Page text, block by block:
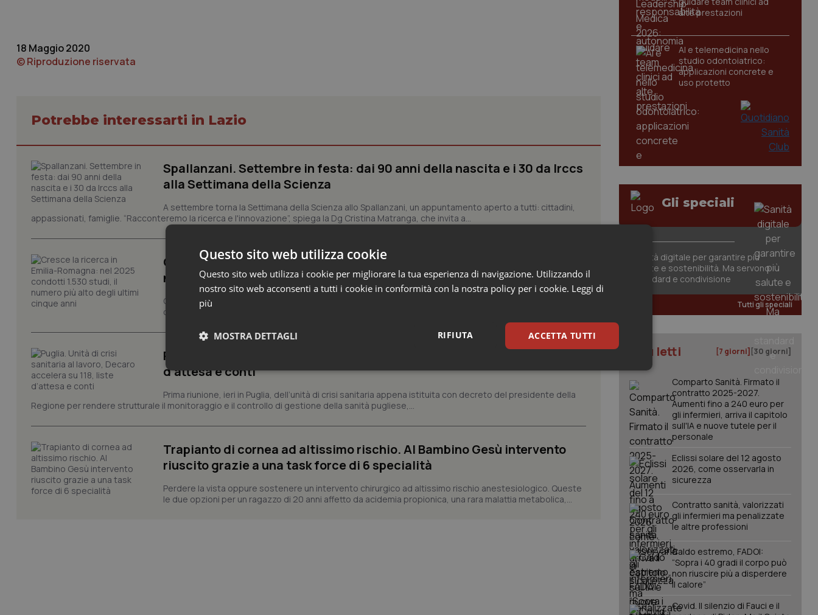
18 Maggio 2020
© Riproduzione riservata
Potrebbe interessarti in Lazio
Spallanzani. Settembre in festa: dai 90 anni della nascita e i 30 da Irccs
alla Settimana della Scienza
A settembre torna la Settimana della Scienza allo Spallanzani, un appuntamento aperto a tutti: cittadini,
appassionati, famiglie. “Racconteremo la ricerca e l'innovazione”, spiega la Dg Cristina Matranga, che invita a...
Cresce la ricerca in Emilia-Romagna: nel 2025 condotti 1.530 studi, il
numero più alto degli ultimi cinque anni
Cresce il volume della ricerca sanitaria in Emilia-Romagna. Il 2025 è stato un anno record: 1.530 gli studi
condotti dalla rete regionale, il dato più alto dal 2020 a oggi....
Puglia. Unità di crisi sanitaria al lavoro, Decaro accelera su 118, liste
d’attesa e conti
Prima riunione, ieri in Puglia, dell’unità di crisi sanitaria appena istituita con decreto del presidente della
Regione per rendere strutturale il monitoraggio e il controllo di gestione della sanità pugliese,...
Trapianto di cornea ad altissimo rischio. Al Bambino Gesù intervento
riuscito grazie a una task force di 6 specialità
Perdere la vista oppure sostenere un intervento chirurgico ad altissimo rischio anestesiologico. Queste
le due opzioni per un ragazzo di 20 anni affetto da acidemia propionica, una rara malattia metabolica,...
alte prestazioni
AI e telemedicina nello
studio odontoiatrico:
applicazioni concrete e
uso protetto
Gli speciali
Sanità digitale per garantire più
salute e sostenibilità. Ma servono
standard e condivisione
Tutti gli speciali
I più letti [7 giorni] [30 giorni]
Comparto Sanità. Firmato il
contratto 2025-2027.
Aumenti fino a 240 euro per
gli infermieri, arriva il capitolo
sull'IA e nuove tutele per il
personale
Eclissi solare del 12 agosto
2026, come osservarla in
sicurezza
Contratto sanità, valorizzati
gli infermieri ma penalizzate
le altre professioni
Caldo estremo, FADOI:
“Sopra i 40 gradi il corpo può
non riuscire più a disperdere
il calore”
Covid. Il silenzio di Fauci e il
Questo sito web utilizza cookie
Questo sito web utilizza i cookie per migliorare la tua esperienza di navigazione. Utilizzando il
nostro sito web acconsenti a tutti i cookie in conformità con la nostra policy per i cookie. Leggi di
più
ACCETTA TUTTI
RIFIUTA
MOSTRA DETTAGLI
Necessari Statistici Marketing
e l'accesso alle aree protette del sito. Il sito web non è in grado di funzionare correttamente senza questi cookie.